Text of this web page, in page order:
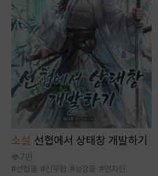
소설 선협에서 상태창 개발하기
7만
#선협물 #신무협 #성장물 #먼치킨